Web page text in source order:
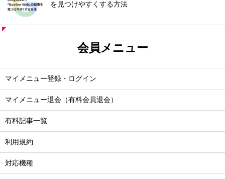
を見つけやすくする方法
会員メニュー
マイメニュー登録・ログイン
マイメニュー退会（有料会員退会）
有料記事一覧
利用規約
対応機種